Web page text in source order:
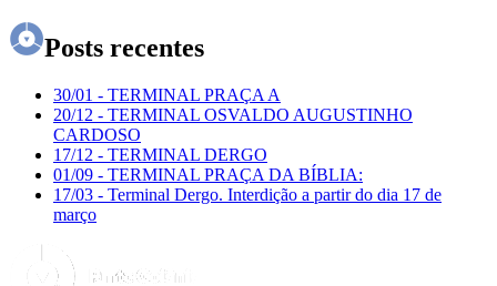
Posts recentes
30/01 - TERMINAL PRAÇA A
20/12 - TERMINAL OSVALDO AUGUSTINHO
CARDOSO
17/12 - TERMINAL DERGO
01/09 - TERMINAL PRAÇA DA BÍBLIA:
17/03 - Terminal Dergo. Interdição a partir do dia 17 de
março